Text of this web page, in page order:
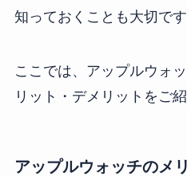
知っておくことも大切です
ここでは、アップルウォ
リット・デメリットをご
アップルウォッチのメ